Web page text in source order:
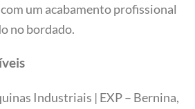
um acabamento profissional
no bordado.
Industriais | EXP – Bernina,